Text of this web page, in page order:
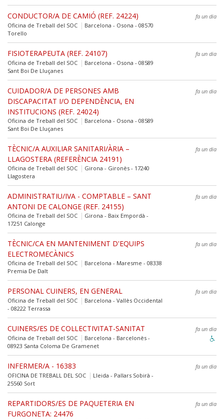
CONDUCTOR/A DE CAMIÓ (REF. 24224)
fa un dia
Oficina de Treball del SOC
Barcelona - Osona - 08570
Torello
FISIOTERAPEUTA (REF. 24107)
fa un dia
Oficina de Treball del SOC
Barcelona - Osona - 08589
Sant Boi De Lluçanes
CUIDADOR/A DE PERSONES AMB
DISCAPACITAT I/O DEPENDÈNCIA, EN
INSTITUCIONS (REF. 24024)
fa un dia
Oficina de Treball del SOC
Barcelona - Osona - 08589
Sant Boi De Lluçanes
TÈCNIC/A AUXILIAR SANITARI/ÀRIA –
LLAGOSTERA (REFERÈNCIA 24191)
fa un dia
Oficina de Treball del SOC
Girona - Gironès - 17240
Llagostera
ADMINISTRATIU/IVA - COMPTABLE – SANT
ANTONI DE CALONGE (REF. 24155)
fa un dia
Oficina de Treball del SOC
Girona - Baix Empordà -
17251 Calonge
TÈCNIC/CA EN MANTENIMENT D'EQUIPS
ELECTROMECÀNICS
fa un dia
Oficina de Treball del SOC
Barcelona - Maresme - 08338
Premia De Dalt
PERSONAL CUINERS, EN GENERAL
fa un dia
Oficina de Treball del SOC
Barcelona - Vallès Occidental
- 08222 Terrassa
CUINERS/ES DE COL·LECTIVITAT-SANITAT
fa un dia
Oficina de Treball del SOC
Barcelona - Barcelonès -
08923 Santa Coloma De Gramenet
INFERMER/A - 16383
fa un dia
OFICINA DE TREBALL DEL SOC
Lleida - Pallars Sobirà -
25560 Sort
REPARTIDORS/ES DE PAQUETERIA EN
FURGONETA: 24476
fa un dia